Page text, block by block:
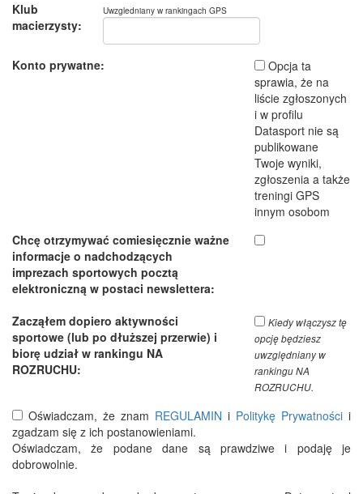
Klub
macierzysty:
Uwzgledniany w rankingach GPS
Konto prywatne:
Opcja ta
sprawia, że na
liście zgłoszonych
i w profilu
Datasport nie są
publikowane
Twoje wyniki,
zgłoszenia a także
treningi GPS
innym osobom
Chcę otrzymywać comiesięcznie ważne
informacje o nadchodzących
imprezach sportowych pocztą
elektroniczną w postaci newslettera:
Zacząłem dopiero aktywności
sportowe (lub po dłuższej przerwie) i
biorę udział w rankingu NA
ROZRUCHU:
Kiedy włączysz tę
opcję będziesz
uwzględniany w
rankingu NA
ROZRUCHU.
Oświadczam, że znam REGULAMIN i Politykę Prywatności i
zgadzam się z ich postanowieniami.
Oświadczam, że podane dane są prawdziwe i podaję je
dobrowolnie.